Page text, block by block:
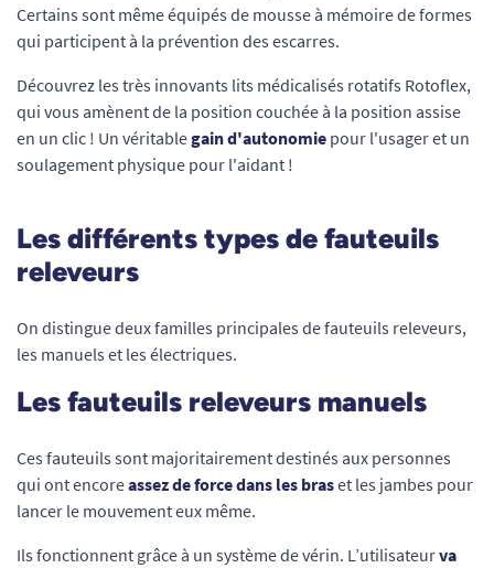
Certains sont même équipés de mousse à mémoire de formes
qui participent à la prévention des escarres.
Découvrez les très innovants lits médicalisés rotatifs Rotoflex,
qui vous amènent de la position couchée à la position assise
en un clic ! Un véritablegain d'autonomie pour l'usager et un
soulagement physique pour l'aidant !
Les différents types de fauteuils
releveurs
On distingue deux familles principales de fauteuils releveurs,
les manuels et les électriques.
Les fauteuils releveurs manuels
Ces fauteuils sont majoritairement destinés aux personnes
qui ont encoreassez de force dans les braset les jambes pour
lancer le mouvement eux même.
Ils fonctionnent grâce à un système de vérin. L’utilisateurva